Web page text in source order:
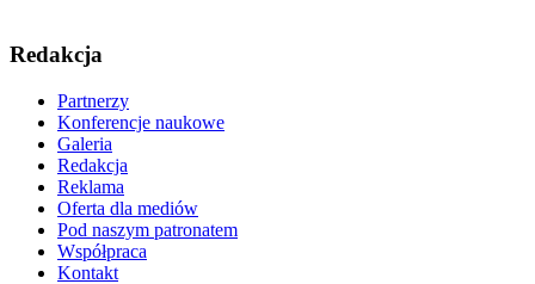
Redakcja
Partnerzy
Konferencje naukowe
Galeria
Redakcja
Reklama
Oferta dla mediów
Pod naszym patronatem
Współpraca
Kontakt